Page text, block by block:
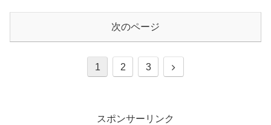
次のページ
1 2 3
次
スポンサーリンク